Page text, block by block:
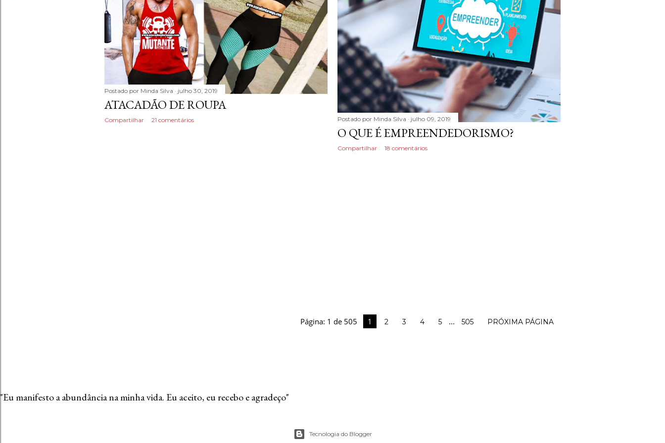
n
s
Postado por Minda Silva julho 30, 2019
ATACADÃO DE ROUPA
Compartilhar 21 comentários Postado por Minda Silva julho 09, 2019
O QUE É EMPREENDEDORISMO?
Compartilhar 18 comentários
Página: 1 de 505 1 2 3 4 5 ... 505 PRÓXIMA PÁGINA
"Eu manifesto a abundância na minha vida. Eu aceito, eu recebo e agradeço"
Tecnologia do Blogger